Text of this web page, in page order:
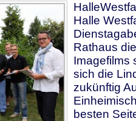
Halle
Rathaus
Imagefilms
sich die
zukünftig
besten